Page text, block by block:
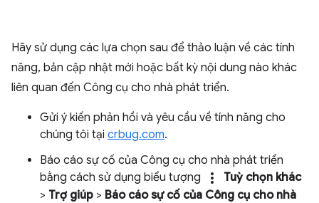
Hãy sử dụng các lựa chọn sau để thảo luận về các tính
năng, bản cập nhật mới hoặc bất kỳ nội dung nào khác
liên quan đến Công cụ cho nhà phát triển.
Gửi ý kiến phản hồi và yêu cầu về tính năng cho
chúng tôi tại crbug.com.
Báo cáo sự cố của Công cụ cho nhà phát triển
bằng cách sử dụng biểu tượng
more_vert
Tuỳ chọn khác
> Trợ giúp > Báo cáo sự cố của Công cụ cho nhà